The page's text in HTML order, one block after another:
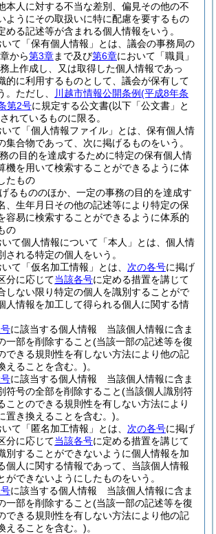
本人に対する不当な差別、偏見その他の不
ようにその取扱いに特に配慮を要するもの
める記述等が含まれる個人情報をいう。
いて「保有個人情報」とは、議会の事務局の
から第3章まで及び第6章において「職員」
上作成し、又は取得した個人情報であっ
的に利用するものとして、議会が保有して
ただし、 川越市情報公開条例(平成8年条
第2号に規定する公文書(以下「公文書」と
れているものに限る。
いて「個人情報ファイル」とは、保有個人情
集合物であって、次に掲げるものをいう。
の目的を達成するために特定の保有個人情
機を用いて検索することができるように体
たもの
るもののほか、一定の事務の目的を達成す
、生年月日その他の記述等により特定の保
容易に検索することができるように体系的
の
いて個人情報について「本人」とは、個人情
される特定の個人をいう。
て「仮名加工情報」とは、 次の各号に掲げ
分に応じて当該各号に定める措置を講じて
しない限り特定の個人を識別することがで
人情報を加工して得られる個人に関する情
に該当する個人情報 当該個人情報に含ま
一部を削除すること(当該一部の記述等を復
できる規則性を有しない方法により他の記
えることを含む。)。
に該当する個人情報 当該個人情報に含ま
符号の全部を削除すること(当該個人識別符
ことのできる規則性を有しない方法により
置き換えることを含む。)。
て「匿名加工情報」とは、 次の各号に掲げ
分に応じて当該各号に定める措置を講じて
別することができないように個人情報を加
個人に関する情報であって、当該個人情報
ができないようにしたものをいう。
に該当する個人情報 当該個人情報に含ま
一部を削除すること(当該一部の記述等を復
できる規則性を有しない方法により他の記
えることを含む。)。